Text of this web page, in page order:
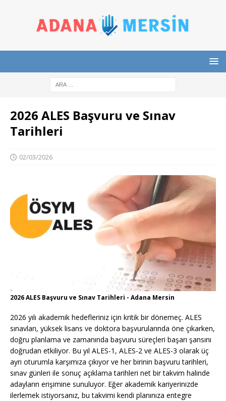
2026 ALES Başvuru ve Sınav
Tarihleri
02/03/2026
2026 ALES Başvuru ve Sınav Tarihleri - Adana Mersin
2026 yılı akademik hedefleriniz için kritik bir dönemeç. ALES
sınavları, yüksek lisans ve doktora başvurularında öne çıkarken,
doğru planlama ve zamanında başvuru süreçleri başarı şansını
doğrudan etkiliyor. Bu yıl ALES-1, ALES-2 ve ALES-3 olarak üç
ayrı oturumla karşımıza çıkıyor ve her birinin başvuru tarihleri,
sınav günleri ile sonuç açıklama tarihleri net bir takvim halinde
adayların erişimine sunuluyor. Eğer akademik kariyerinizde
ilerlemek istiyorsanız, bu takvimi kendi planınıza entegre